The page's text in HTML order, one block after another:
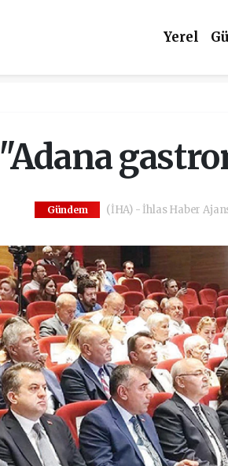
Yerel
"Adana
Gündem (İHA) - İhlas Haber